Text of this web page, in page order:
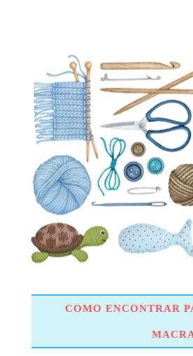
COMO ENCONTRAR